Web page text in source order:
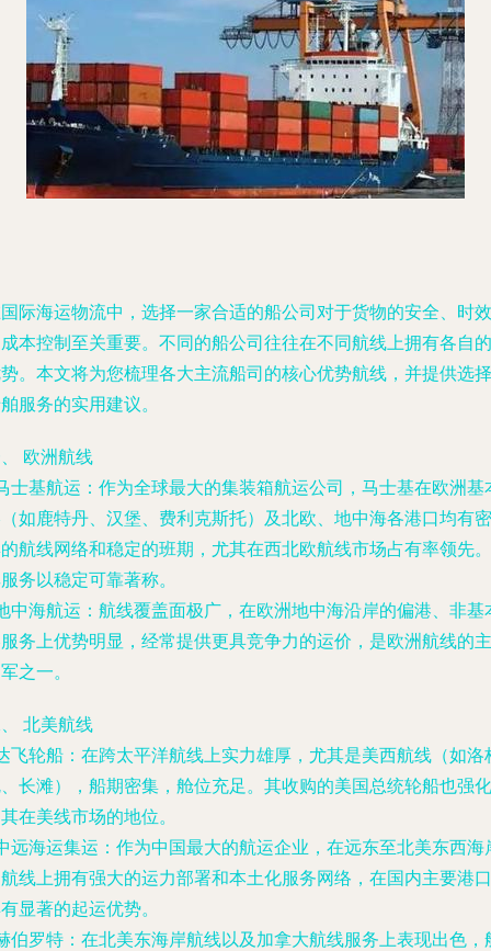
际海运物流中，选择一家合适的船公司对于货物的安全、时效
本控制至关重要。不同的船公司往往在不同航线上拥有各自的
。本文将为您梳理各大主流船司的核心优势航线，并提供选择
服务的实用建议。
欧洲航线
士基航运：作为全球最大的集装箱航运公司，马士基在欧洲基
如鹿特丹、汉堡、费利克斯托）及北欧、地中海各港口均有密
航线网络和稳定的班期，尤其在西北欧航线市场占有率领先。
务以稳定可靠著称。
中海航运：航线覆盖面极广，在欧洲地中海沿岸的偏港、非基
务上优势明显，经常提供更具竞争力的运价，是欧洲航线的主
之一。
北美航线
飞轮船：在跨太平洋航线上实力雄厚，尤其是美西航线（如洛
长滩），船期密集，舱位充足。其收购的美国总统轮船也强化
在美线市场的地位。
远海运集运：作为中国最大的航运企业，在远东至北美东西海
线上拥有强大的运力部署和本土化服务网络，在国内主要港口
显著的起运优势。
伯罗特：在北美东海岸航线以及加拿大航线服务上表现出色，